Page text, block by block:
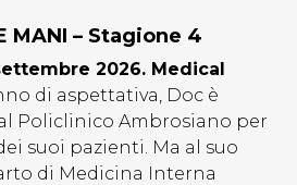
MANI – Stagione 4
2026. Medical
di aspettativa, Doc è
Policlinico Ambrosiano per
suoi pazienti. Ma al suo
di Medicina Interna